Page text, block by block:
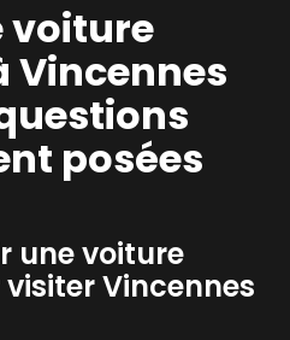
voiture
Vincennes
posées
une voiture
Vincennes